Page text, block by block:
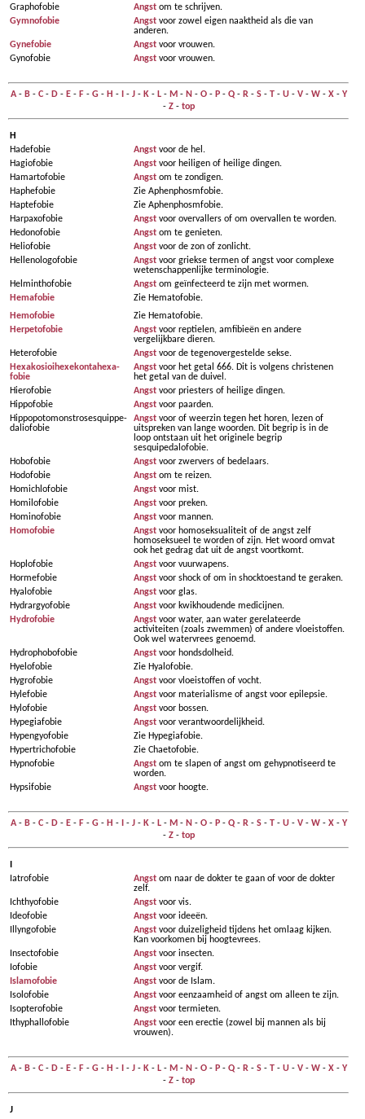
Graphofobie
Angst om te schrijven.
Gymnofobie
Angst voor zowel eigen naaktheid als die van
anderen.
Gynefobie
Angst voor vrouwen.
Gynofobie
Angst voor vrouwen.
A- B- C- D- E- F - G- H - - J- K- L- M - N - O- P- Q- R- S- T- U- V- W- X- Y
- Z- top
H
Hadefobie
Angst voor de hel.
Hagiofobie
Angst voor heiligen of heilige dingen.
Hamartofobie
Angst om te zondigen.
Haphefobie
Zie Aphenphosmfobie.
Haptefobie
Zie Aphenphosmfobie.
Harpaxofobie
Angst voor overvallers of om overvallen te worden.
Hedonofobie
Angst om te genieten.
Heliofobie
Angst voor de zon of zonlicht.
Hellenologofobie
Angst voor griekse termen of angst voor complexe
wetenschappenlijke terminologie.
Helminthofobie
Angst om geïnfecteerd te zijn met wormen.
Hemafobie
Zie Hematofobie.
Hemofobie
Zie Hematofobie.
Herpetofobie
Angst voor reptielen, amfibieën en andere
vergelijkbare dieren.
Heterofobie
Angst voor de tegenovergestelde sekse.
Hexa­ko­sioi­hexe­konta­hexa­
fobie
Angst voor het getal 666. Dit is volgens christenen
het getal van de duivel.
Hierofobie
Angst voor priesters of heilige dingen.
Hippofobie
Angst voor paarden.
Hip­po­po­tomon­stro­ses­quippe­
da­lio­fobie
Angst voor of weerzin tegen het horen, lezen of
uitspreken van lange woorden. Dit begrip is in de
loop ontstaan uit het originele begrip
sesquipedalofobie.
Hobofobie
Angst voor zwervers of bedelaars.
Hodofobie
Angst om te reizen.
Homichlofobie
Angst voor mist.
Homilofobie
Angst voor preken.
Hominofobie
Angst voor mannen.
Homofobie
Angst voor homoseksualiteit of de angst zelf
homoseksueel te worden of zijn. Het woord omvat
ook het gedrag dat uit de angst voortkomt.
Hoplofobie
Angst voor vuurwapens.
Hormefobie
Angst voor shock of om in shocktoestand te geraken.
Hyalofobie
Angst voor glas.
Hydrargyofobie
Angst voor kwikhoudende medicijnen.
Hydrofobie
Angst voor water, aan water gerelateerde
activiteiten (zoals zwemmen) of andere vloeistoffen.
Ook wel watervrees genoemd.
Hydrophobofobie
Angst voor hondsdolheid.
Hyelofobie
Zie Hyalofobie.
Hygrofobie
Angst voor vloeistoffen of vocht.
Hylefobie
Angst voor materialisme of angst voor epilepsie.
Hylofobie
Angst voor bossen.
Hypegiafobie
Angst voor verantwoordelijkheid.
Hypengyofobie
Zie Hypegiafobie.
Hypertrichofobie
Zie Chaetofobie.
Hypnofobie
Angst om te slapen of angst om gehypnotiseerd te
worden.
Hypsifobie
Angst voor hoogte.
A- B- C- D- E- F - G- H - - J- K- L- M - N - O- P- Q- R- S- T- U- V- W- X- Y
- Z- top
Iatrofobie
Angst om naar de dokter te gaan of voor de dokter
zelf.
Ichthyofobie
Angst voor vis.
Ideofobie
Angst voor ideeën.
Illyngofobie
Angst voor duizeligheid tijdens het omlaag kijken.
Kan voorkomen bij hoogtevrees.
Insectofobie
Angst voor insecten.
Iofobie
Angst voor vergif.
Islamofobie
Angst voor de Islam.
Isolofobie
Angst voor eenzaamheid of angst om alleen te zijn.
Isopterofobie
Angst voor termieten.
Ithyphallofobie
Angst voor een erectie (zowel bij mannen als bij
vrouwen).
A- B- C- D- E- F - G- H - - J- K- L- M - N - O- P- Q- R- S- T- U- V- W- X- Y
- Z- top
J